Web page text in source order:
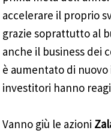
accelerare il proprio
grazie soprattutto al
anche il business dei
è aumentato di
investitori hanno
Vanno giù le azioni